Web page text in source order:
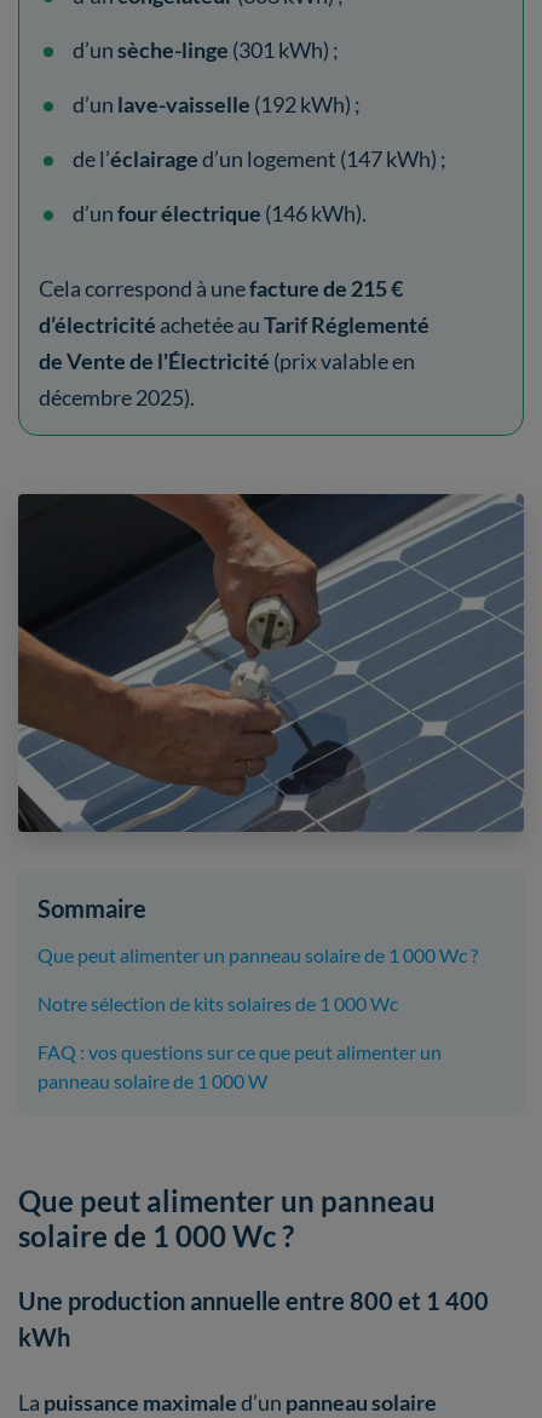
d’unsèche-linge (301 kWh) ;
d’un lave-vaisselle (192 kWh) ;
de l’éclairaged’un logement (147 kWh) ;
d’unfour électrique (146 kWh).
Cela correspond à unefacture de 215 €
d’électricité achetée auTarif Réglementé
de Vente de l'Électricité (prix valable en
décembre 2025).
Sommaire
Que peut alimenter un panneau solaire de 1 000 Wc ?
Notre sélection de kits solaires de 1 000 Wc
FAQ : vos questions sur ce que peut alimenter un
panneau solaire de 1 000 W
Que peut alimenter un panneau
solaire de 1 000 Wc ?
Une production annuelle entre 800 et 1 400
kWh
La puissance maximaled’un panneau solaire